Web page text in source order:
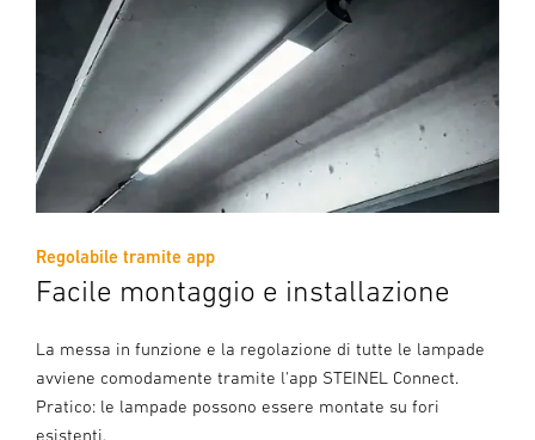
Regolabile tramite app
Facile montaggio e installazione
La messa in funzione e la regolazione di tutte le lampade
avviene comodamente tramite l'app STEINEL Connect.
Pratico: le lampade possono essere montate su fori
esistenti.